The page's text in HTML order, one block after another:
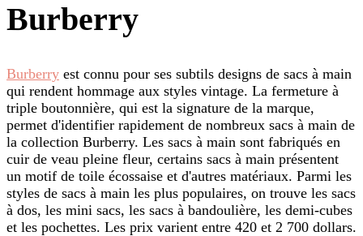
Burberry
Burberry est connu pour ses subtils designs de sacs à main
qui rendent hommage aux styles vintage. La fermeture à
triple boutonnière, qui est la signature de la marque,
permet d'identifier rapidement de nombreux sacs à main de
la collection Burberry. Les sacs à main sont fabriqués en
cuir de veau pleine fleur, certains sacs à main présentent
un motif de toile écossaise et d'autres matériaux. Parmi les
styles de sacs à main les plus populaires, on trouve les sacs
à dos, les mini sacs, les sacs à bandoulière, les demi-cubes
et les pochettes. Les prix varient entre 420 et 2 700 dollars.